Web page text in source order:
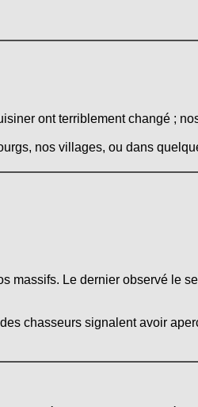
ont terriblement changé ;
nos villages, ou dans
Le dernier observé le
chasseurs signalent avoir